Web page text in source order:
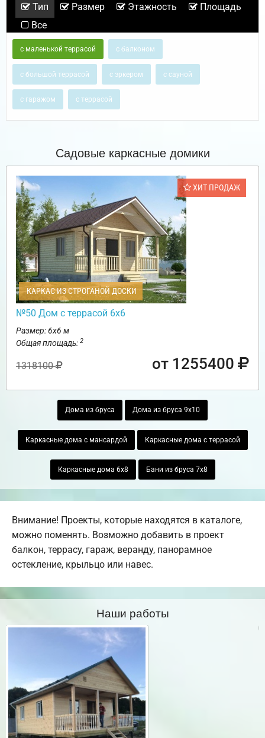
Тип Размер Этажность
Площадь
Все
с маленькой террасой с балконом
с большой террасой с эркером с сауной
с гаражом с террасой
Садовые каркасные домики
ХИТ ПРОДАЖ
КАРКАС ИЗ СТРОГАНОЙ ДОСКИ
№50 Дом с террасой 6х6
Размер: 6х6 м
Общая площадь: 2
1318100 от 1255400
Дома из бруса Дома из бруса 9х10
Каркасные дома с мансардой Каркасные дома с террасой
Каркасные дома 6х8 Бани из бруса 7х8
Внимание! Проекты, которые находятся в каталоге,
можно поменять. Возможно добавить в проект
балкон, террасу, гараж, веранду, панорамное
остекление, крыльцо или навес.
Наши работы